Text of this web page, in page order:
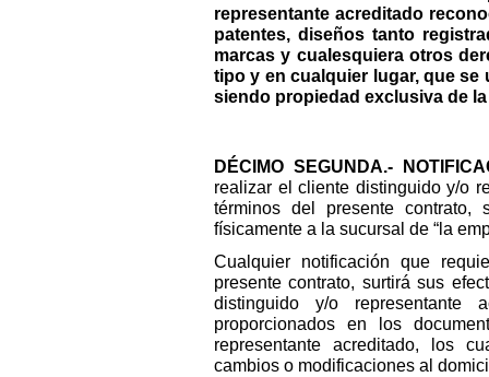
representante acreditado
patentes, diseños tanto
marcas y cualesquiera otros
tipo y en cualquier lugar, que
siendo propiedad exclusiva de
DÉCIMO SEGUNDA.-
realizar el cliente distinguido y/o
términos del presente contrato,
físicamente a la sucursal de “la
Cualquier notificación que
presente contrato, surtirá sus
distinguido y/o representante
proporcionados en los
representante acreditado, los
cambios o modificaciones al